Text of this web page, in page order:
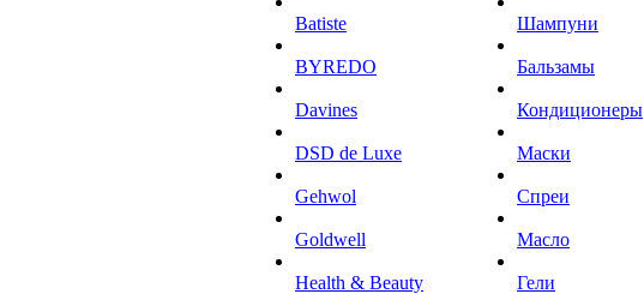
Batiste
BYREDO
Davines
DSD de Luxe
Gehwol
Goldwell
Health & Beauty
Шампуни
Бальзамы
Кондиционеры
Маски
Спреи
Масло
Гели